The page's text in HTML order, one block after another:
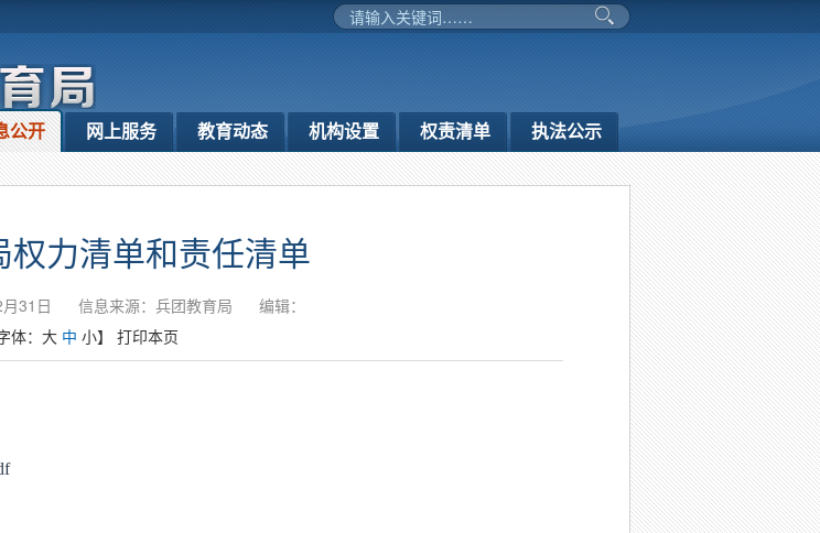
公开 网上服务 教育动态 机构设置 权责清单 执法公示
权力清单和责任清单
31日 信息来源：兵团教育局
编辑：
体： 大 中 小】 打印本页